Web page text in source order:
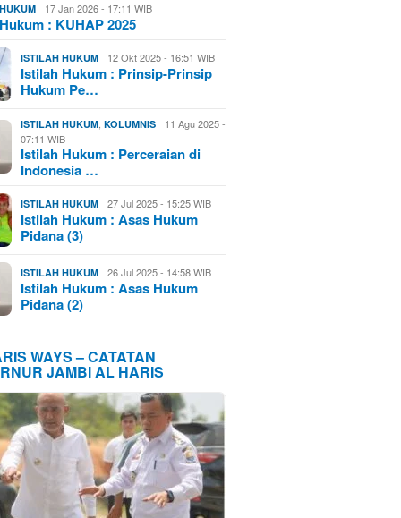
17 Jan 2026 - 17:11 WIB
: KUHAP 2025
ISTILAH HUKUM 12 Okt 2025 - 16:51 WIB
Istilah Hukum : Prinsip-Prinsip
Hukum Pe…
ISTILAH HUKUM ,KOLUMNIS
11 Agu 2025 -
07:11 WIB
Istilah Hukum : Perceraian di
Indonesia …
ISTILAH HUKUM 27 Jul 2025 - 15:25 WIB
Istilah Hukum : Asas Hukum
Pidana (3)
ISTILAH HUKUM 26 Jul 2025 - 14:58 WIB
Istilah Hukum : Asas Hukum
Pidana (2)
WAYS – CATATAN
JAMBI AL HARIS